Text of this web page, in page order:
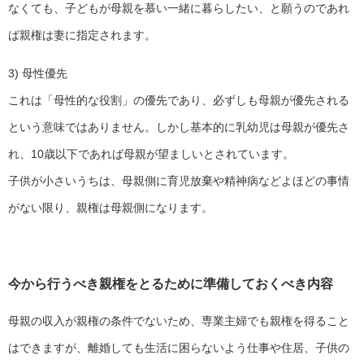
なくても、子どもが母親を慕い一緒に暮らしたい、と願うのであれ
ば親権は妻に指定されます。
3) 母性優先
これは「母性的な役割」の優先であり、必ずしも母親が優先される
という意味ではありません。しかし基本的に乳幼児は母親が優先さ
れ、10歳以下であれば母親が望ましいとされています。
子供が小さいうちは、母親側に育児放棄や精神病などよほどの事情
がない限り、親権は母親側になります。
今から行うべき親権をとるために準備しておくべき内容
母親の収入が親権の条件でないため、専業主婦でも親権を得ること
はできますが、離婚しても生活に困らないよう仕事や住居、子供の